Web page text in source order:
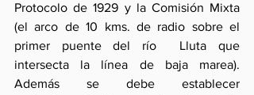
Protocolo de 1929 y la Comisión Mixta
(el arco de 10 kms. de radio sobre el
primer puente del río  Lluta que
intersecta la línea de baja marea).
Además se debe establecer